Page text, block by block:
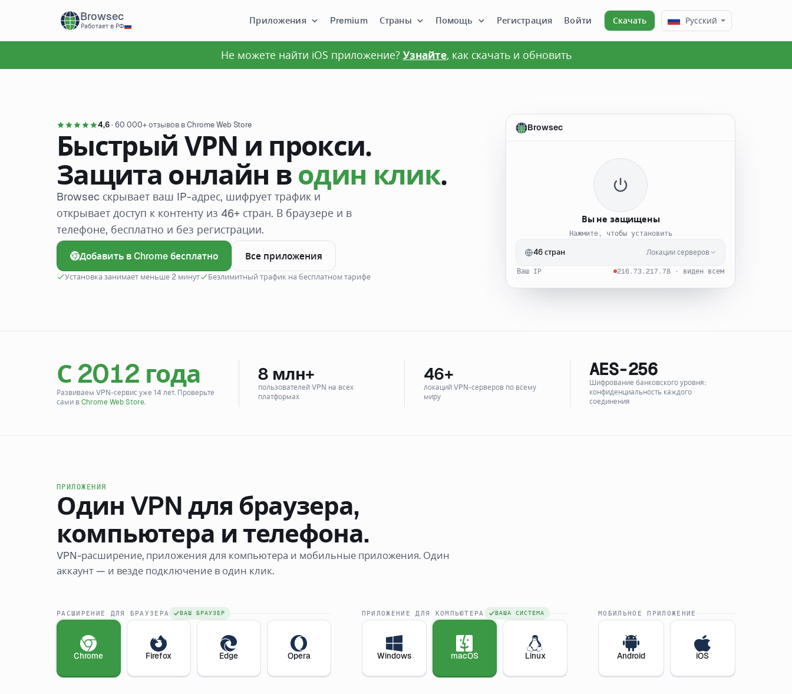
Browsec
Работает в РФ
Приложения Premium Страны Помощь Регистрация Войти Скачать Русский
Не можете найти iOS приложение? Узнайте, как скачать и обновить
4,6 · 60 000+ отзывов в Chrome Web Store
Быстрый VPN и прокси.
Защита онлайн водин клик.
Browsec скрывает ваш IP-адрес, шифрует трафик и
открывает доступ к контенту из 46+ стран. В браузере и в
телефоне, бесплатно и без регистрации.
Добавить в Chrome бесплатно Все приложения
Установка занимает меньше 2 минут Безлимитный трафик на бесплатном тарифе
Browsec
Вы не защищены
Нажмите, чтобы установить
46 стран Локации серверов
Ваш IP 216.73.217.78 · виден всем
С 2012 года
Развиваем VPN-сервис уже 14 лет. Проверьте
сами в Chrome Web Store.
8 млн+
пользователей VPN на всех
платформах
46+
локаций VPN-серверов по всему
миру
AES-256
Шифрование банковского уровня:
конфиденциальность каждого
соединения
ПРИЛОЖЕНИЯ
Один VPN для браузера,
компьютера и телефона.
VPN-расширение, приложения для компьютера и мобильные приложения. Один
аккаунт — и везде подключение в один клик.
РАСШИРЕНИЕ ДЛЯ БРАУЗЕРА ВАШ БРАУЗЕР
Chrome Firefox Edge Opera
ПРИЛОЖЕНИЕ ДЛЯ КОМПЬЮТЕРА ВАША СИСТЕМА
Windows macOS Linux
МОБИЛЬНОЕ ПРИЛОЖЕНИЕ
Android iOS